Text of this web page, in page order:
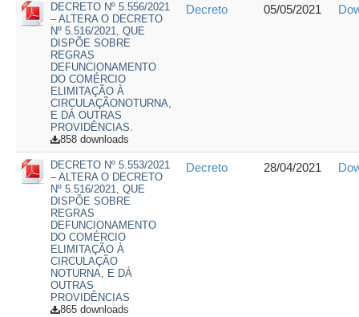
DECRETO Nº 5.556/2021
– ALTERA O DECRETO
Nº 5.516/2021, QUE
DISPÕE SOBRE
REGRAS
DEFUNCIONAMENTO
DO COMÉRCIO
ELIMITAÇÃO À
CIRCULAÇÃONOTURNA,
E DÁ OUTRAS
PROVIDÊNCIAS.
858 downloads
Decreto 05/05/2021
DECRETO Nº 5.553/2021
– ALTERA O DECRETO
Nº 5.516/2021, QUE
DISPÕE SOBRE
REGRAS
DEFUNCIONAMENTO
DO COMÉRCIO
ELIMITAÇÃO À
CIRCULAÇÃO
NOTURNA, E DÁ
OUTRAS
PROVIDÊNCIAS
865 downloads
Decreto 28/04/2021